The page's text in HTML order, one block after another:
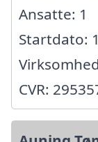
Ansatte: 1
Startdato:
CVR: